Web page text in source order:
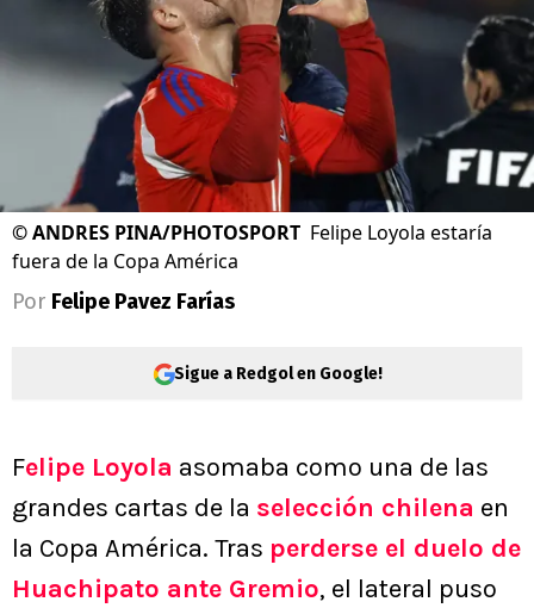
©ANDRES PINA/PHOTOSPORT Felipe Loyola estaría
fuera de la Copa América
Por Felipe Pavez Farías
Sigue a Redgol en Google!
Felipe Loyola asomaba como una de las
grandes cartas de la selección chilena en
la Copa América. Tras perderse el duelo de
Huachipato ante Gremio, el lateral puso